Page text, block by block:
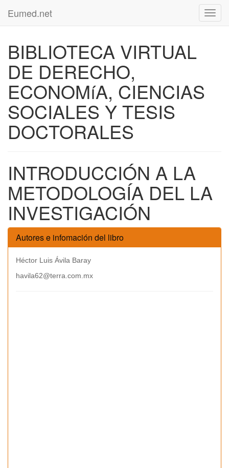
Eumed.net
BIBLIOTECA VIRTUAL
DE DERECHO,
ECONOMíA, CIENCIAS
SOCIALES Y TESIS
DOCTORALES
INTRODUCCIÓN A LA
METODOLOGÍA DEL LA
INVESTIGACIÓN
Autores e infomación del libro
Héctor Luis Ávila Baray
havila62@terra.com.mx